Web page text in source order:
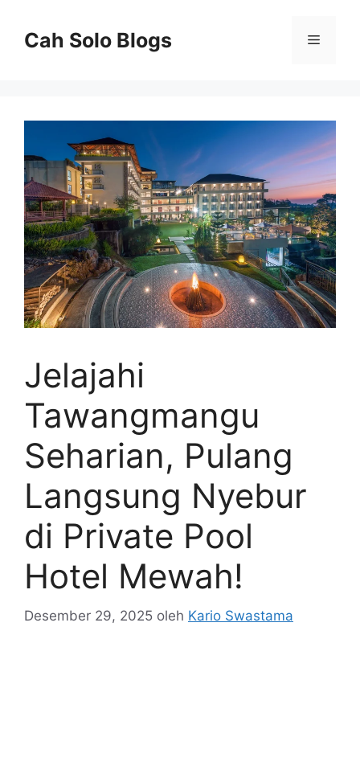
Cah Solo Blogs Menu
Jelajahi
Tawangmangu
Seharian, Pulang
Langsung Nyebur
di Private Pool
Hotel Mewah!
Desember 29, 2025 oleh Kario Swastama